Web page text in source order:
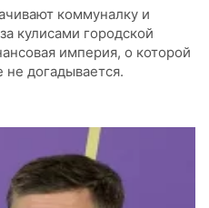
коммуналку и
кулисами городской
империя, о которой
догадывается.